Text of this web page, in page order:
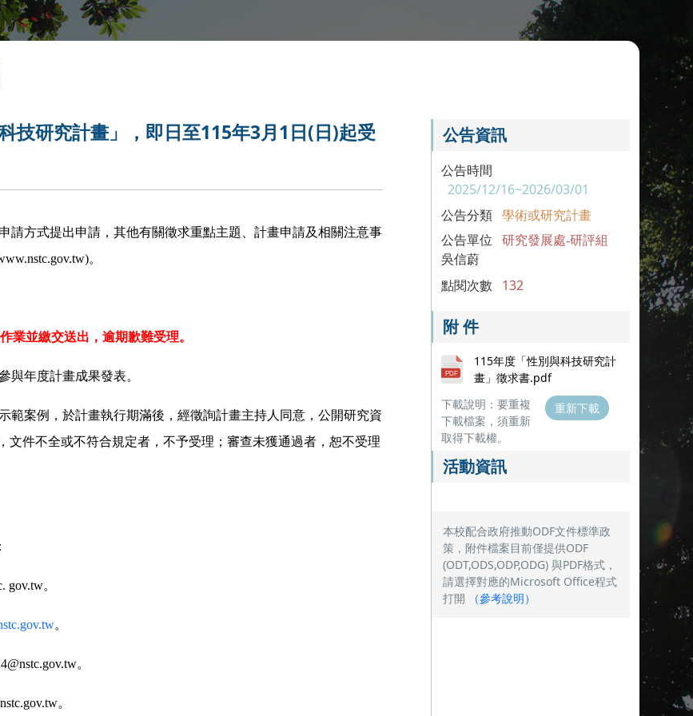
技研究計畫」，即日至115年3月1日(日)起受
請方式提出申請，其他有關徵求重點主題、計畫申請及相關注意事
。
業並繳交送出，逾期歉難受理。
與年度計畫成果發表。
範案例，於計畫執行期滿後，經徵詢計畫主持人同意，公開研究資
件不全或不符合規定者，不予受理；審查未獲通過者，恕不受理
gov.tw。
。
。
。
公告資訊
公告時間
2025/12/16~2026/03/01
公告分類 學術或研究計畫
公告單位
研究發展處-研評組
吳信蔚
點閱次數 132
附 件
115年度「性別與科技研究計
畫」徵求書.pdf
下載說明：要重複
下載檔案，須重新
取得下載權。
重新下載
活動資訊
本校配合政府推動ODF文件標準政
策，附件檔案目前僅提供ODF
(ODT,ODS,ODP,ODG) 與PDF格式，
請選擇對應的Microsoft Office程式
打開
（參考說明）